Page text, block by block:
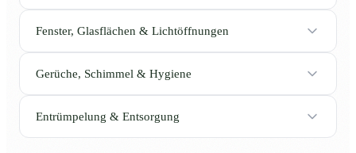
Fenster, Glasflächen & Lichtöffnungen
Gerüche, Schimmel & Hygiene
Entrümpelung & Entsorgung